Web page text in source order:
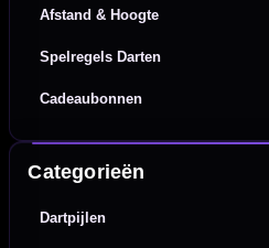
Afstand & Hoogte
Spelregels Darten
Cadeaubonnen
Categorieën
Dartpijlen